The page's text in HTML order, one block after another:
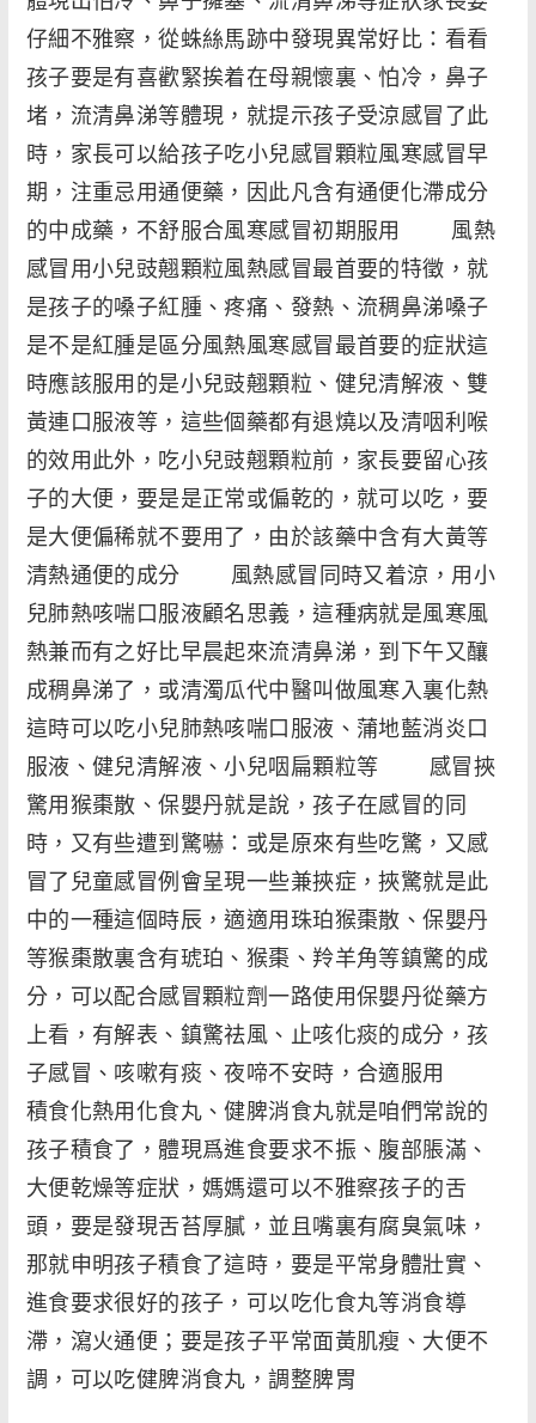
仔細不雅察，從蛛絲馬跡中發現異常好比：看看
孩子要是有喜歡緊挨着在母親懷裏、怕冷，鼻子
堵，流清鼻涕等體現，就提示孩子受涼感冒了此
時，家長可以給孩子吃小兒感冒顆粒風寒感冒早
期，注重忌用通便藥，因此凡含有通便化滯成分
的中成藥，不舒服合風寒感冒初期服用 風熱
感冒用小兒豉翹顆粒風熱感冒最首要的特徵，就
是孩子的嗓子紅腫、疼痛、發熱、流稠鼻涕嗓子
是不是紅腫是區分風熱風寒感冒最首要的症狀這
時應該服用的是小兒豉翹顆粒、健兒清解液、雙
黃連口服液等，這些個藥都有退燒以及清咽利喉
的效用此外，吃小兒豉翹顆粒前，家長要留心孩
子的大便，要是是正常或偏乾的，就可以吃，要
是大便偏稀就不要用了，由於該藥中含有大黃等
清熱通便的成分 風熱感冒同時又着涼，用小
兒肺熱咳喘口服液顧名思義，這種病就是風寒風
熱兼而有之好比早晨起來流清鼻涕，到下午又釀
成稠鼻涕了，或清濁瓜代中醫叫做風寒入裏化熱
這時可以吃小兒肺熱咳喘口服液、蒲地藍消炎口
服液、健兒清解液、小兒咽扁顆粒等 感冒挾
驚用猴棗散、保嬰丹就是說，孩子在感冒的同
時，又有些遭到驚嚇：或是原來有些吃驚，又感
冒了兒童感冒例會呈現一些兼挾症，挾驚就是此
中的一種這個時辰，適適用珠珀猴棗散、保嬰丹
等猴棗散裏含有琥珀、猴棗、羚羊角等鎮驚的成
分，可以配合感冒顆粒劑一路使用保嬰丹從藥方
上看，有解表、鎮驚祛風、止咳化痰的成分，孩
子感冒、咳嗽有痰、夜啼不安時，合適服用
積食化熱用化食丸、健脾消食丸就是咱們常說的
孩子積食了，體現爲進食要求不振、腹部脹滿、
大便乾燥等症狀，媽媽還可以不雅察孩子的舌
頭，要是發現舌苔厚膩，並且嘴裏有腐臭氣味，
那就申明孩子積食了這時，要是平常身體壯實、
進食要求很好的孩子，可以吃化食丸等消食導
滯，瀉火通便；要是孩子平常面黃肌瘦、大便不
調，可以吃健脾消食丸，調整脾胃